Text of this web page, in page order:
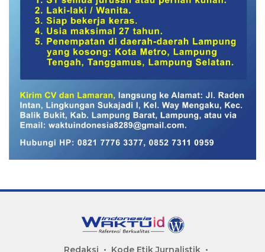
Redaksi Kode Etik Jurnalistik